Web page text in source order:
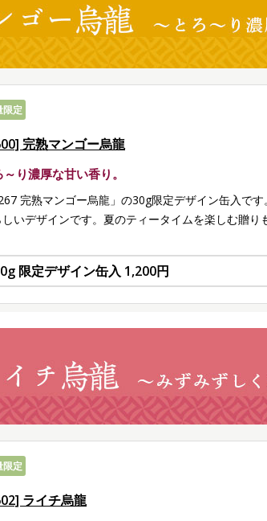
限定
完熟マンゴー烏龍
り濃厚な甘い香り。
完熟マンゴー烏龍」の30g限定デザイン缶入で
いデザインです。夏のティータイムを楽しむ贈り
限定
ライチ烏龍